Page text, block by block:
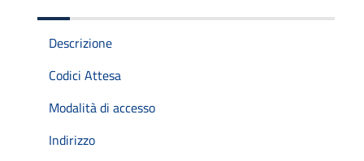
Descrizione
Codici Attesa
Modalità di accesso
Indirizzo